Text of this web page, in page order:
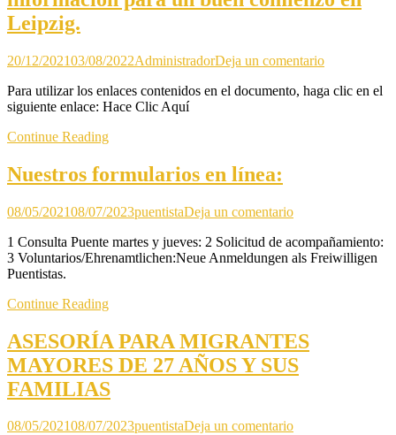
Leipzig.
20/12/202103/08/2022AdministradorDeja un comentarioen
a
en
Leipzig.
Para utilizar los enlaces contenidos en el documento, haga clic en el
siguiente enlace: Hace Clic Aquí
Continue Reading
Nuestros formularios en línea:
08/05/202108/07/2023puentistaDeja un comentarioen
formularios
en
1 Consulta Puente martes y jueves: 2 Solicitud de acompañamiento:
3 Voluntarios/Ehrenamtlichen:Neue Anmeldungen als Freiwilligen
Puentistas.
Continue Reading
ASESORÍA PARA MIGRANTES
MAYORES DE 27 AÑOS Y SUS
FAMILIAS
08/05/202108/07/2023puentistaDeja un comentarioen